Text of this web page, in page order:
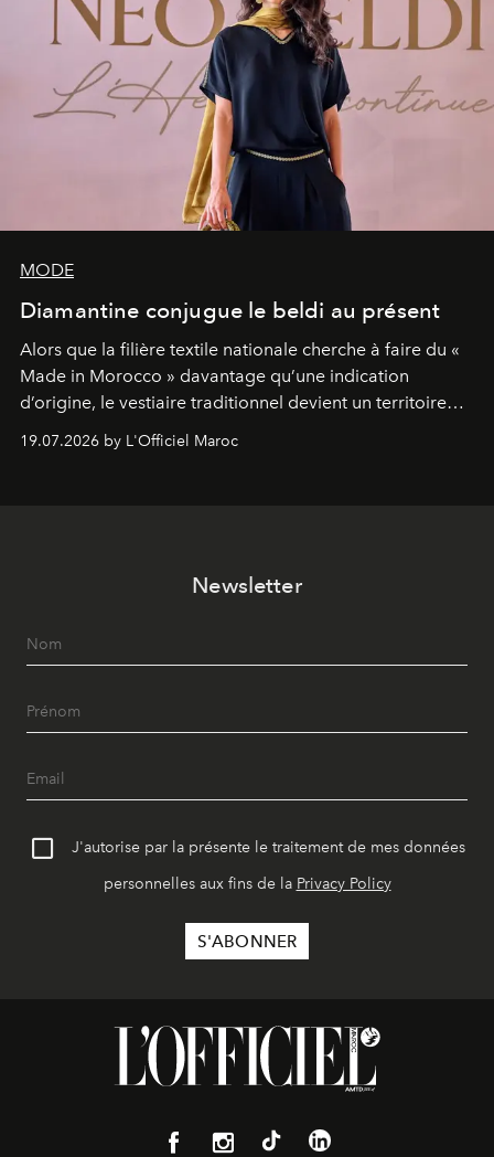
MODE
Diamantine conjugue le beldi au présent
Alors que la filière textile nationale cherche à faire du «
Made in Morocco » davantage qu’une indication
d’origine, le vestiaire traditionnel devient un territoire
d’expérimentation. Avec Néo Beldi, Diamantine en
révise les proportions et les usages pour l’inscrire dans
19.07.2026 by L'Officiel Maroc
Newsletter
J'autorise par la présente le traitement de mes données
personnelles aux fins de la Privacy Policy